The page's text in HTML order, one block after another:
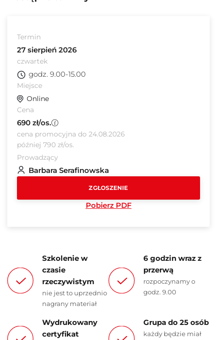
Termin
27 sierpień 2026
czwartek
godz. 9.00-15.00
Miejsce
Online
Cena
690 zł/os.
cena promocyjna do 24.08.2026
później 790 zł/os.
Prowadzący
Barbara Serafinowska
ZGŁOSZENIE
Pobierz PDF
Szkolenie w
czasie
rzeczywistym
nie jest to uprzednio
nagrany materiał
6 godzin wraz z
przerwą
rozpoczynamy o
godz. 9.00
Wydrukowany
certyfikat
Grupa do 25 osób
każdy będzie miał